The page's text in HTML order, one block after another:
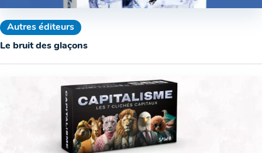
Autres éditeurs
Le bruit des glaçons